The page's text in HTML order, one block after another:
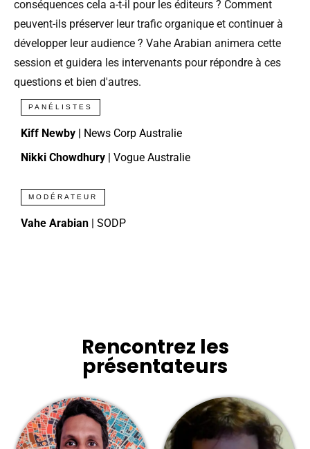
conséquences cela a-t-il pour les éditeurs ? Comment
peuvent-ils préserver leur trafic organique et continuer à
développer leur audience ? Vahe Arabian animera cette
session et guidera les intervenants pour répondre à ces
questions et bien d'autres.
PANÉLISTES
Kiff Newby | News Corp Australie
Nikki Chowdhury | Vogue Australie
MODÉRATEUR
Vahe Arabian | SODP
Rencontrez les
présentateurs